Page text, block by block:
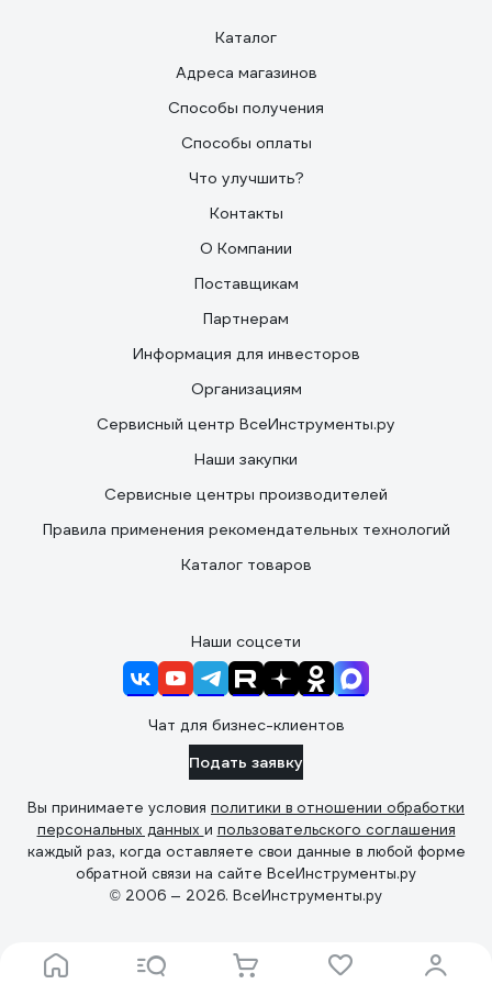
Каталог
Адреса магазинов
Способы получения
Способы оплаты
Что улучшить?
Контакты
О Компании
Поставщикам
Партнерам
Информация для инвесторов
Организациям
Сервисный центр ВсеИнструменты.ру
Наши закупки
Сервисные центры производителей
Правила применения рекомендательных технологий
Каталог товаров
Наши соцсети
Чат для бизнес-клиентов
Подать заявку
Вы принимаете условия политики в отношении обработки
персональных данных и пользовательского соглашения
каждый раз, когда оставляете свои данные в любой форме
обратной связи на сайте ВсеИнструменты.ру
© 2006 — 2026. ВсеИнструменты.ру